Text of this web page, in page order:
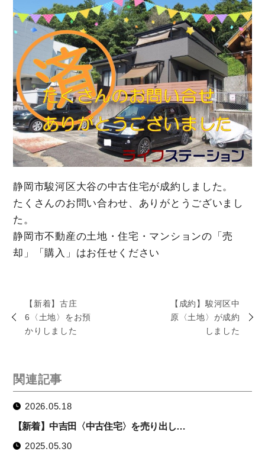
静岡市駿河区大谷の中古住宅が成約しました。
たくさんのお問い合わせ、ありがとうございまし
た。
静岡市不動産の土地・住宅・マンションの「売
却」「購入」はお任せください
【新着】古庄
6〈土地〉をお預
かりしました
【成約】駿河区中
原〈土地〉が成約
しました
関連記事
2026.05.18
【新着】中吉田〈中古住宅〉を売り出し…
2025.05.30